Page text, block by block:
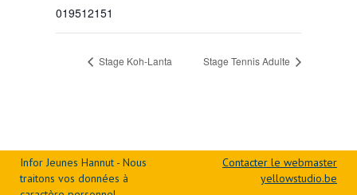
019512151
Stage Koh-Lanta Stage Tennis Adulte
Infor Jeunes Hannut - Nous
traitons vos données à
Contacter le webmaster
yellowstudio.be